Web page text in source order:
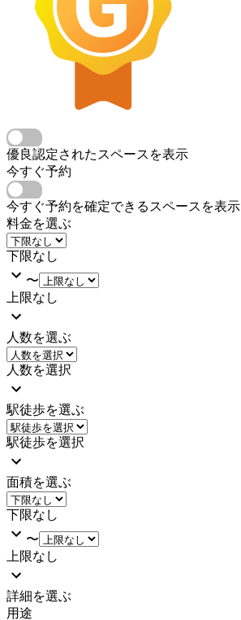
優良認定されたスペースを表示
今すぐ予約
今すぐ予約を確定できるスペースを表示
料金を選ぶ
下限なし
〜
上限なし
人数を選ぶ
人数を選択
駅徒歩を選ぶ
駅徒歩を選択
面積を選ぶ
下限なし
〜
上限なし
詳細を選ぶ
用途